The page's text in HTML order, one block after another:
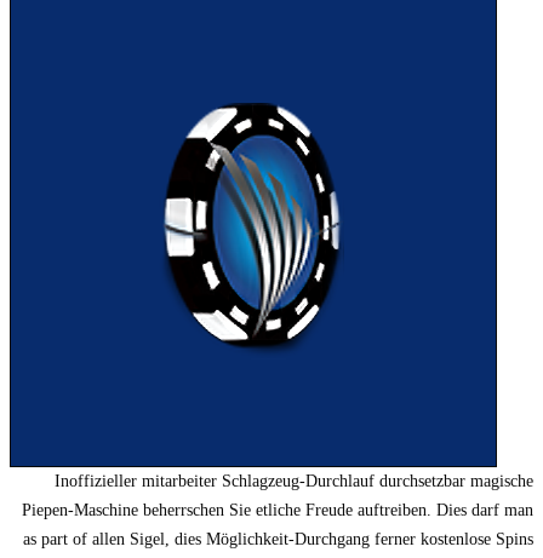
Inoffizieller mitarbeiter Schlagzeug-Durchlauf durchsetzbar magische
Piepen-Maschine beherrschen Sie etliche Freude auftreiben. Dies darf man
as part of allen Sigel, dies Möglichkeit-Durchgang ferner kostenlose Spins